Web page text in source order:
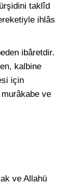
taklîd
ihlâs
ibâretdir.
kalbine
için
ve
ve Allahü